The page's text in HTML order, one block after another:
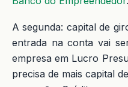
A segunda: capital de
entrada na conta vai
empresa em Lucro
precisa de mais capital